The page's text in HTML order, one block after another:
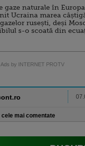
gaze naturale în Europa.
Ucraina marea
rusești, deși
s-o scoată din
Ads by INTERNET PROTV
cele mai comentate